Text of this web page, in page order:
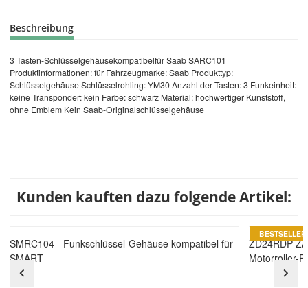
Beschreibung
3 Tasten-Schlüsselgehäusekompatibelfür Saab SARC101
Produktinformationen: für Fahrzeugmarke: Saab Produkttyp:
Schlüsselgehäuse Schlüsselrohling: YM30 Anzahl der Tasten: 3 Funkeinheit:
keine Transponder: kein Farbe: schwarz Material: hochwertiger Kunststoff,
ohne Emblem Kein Saab-Originalschlüsselgehäuse
Kunden kauften dazu folgende Artikel:
SMRC104 - Funkschlüssel-Gehäuse kompatibel für
SMART
BESTSELLER
ZD24RDP
Motorroller-